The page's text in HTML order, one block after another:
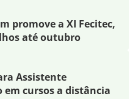
promove a XI Fecitec,
até outubro
Assistente
em cursos a distância